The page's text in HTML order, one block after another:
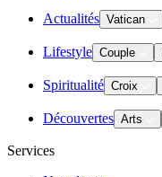
Actualités Vatican
Lifestyle Couple
Spiritualité Croix
Découvertes Arts
Services